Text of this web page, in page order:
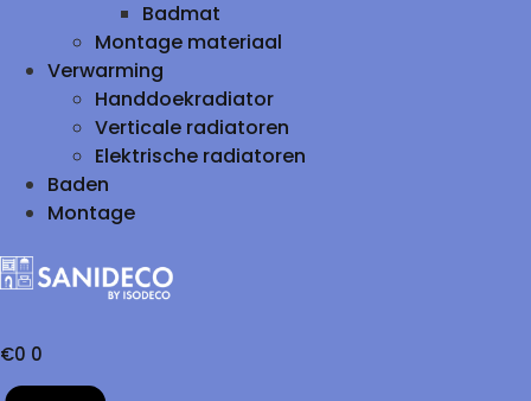
Badmat
Montage materiaal
Verwarming
Handdoekradiator
Verticale radiatoren
Elektrische radiatoren
Baden
Montage
€0 0